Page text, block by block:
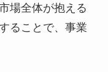
場全体が抱える
ることで、事業